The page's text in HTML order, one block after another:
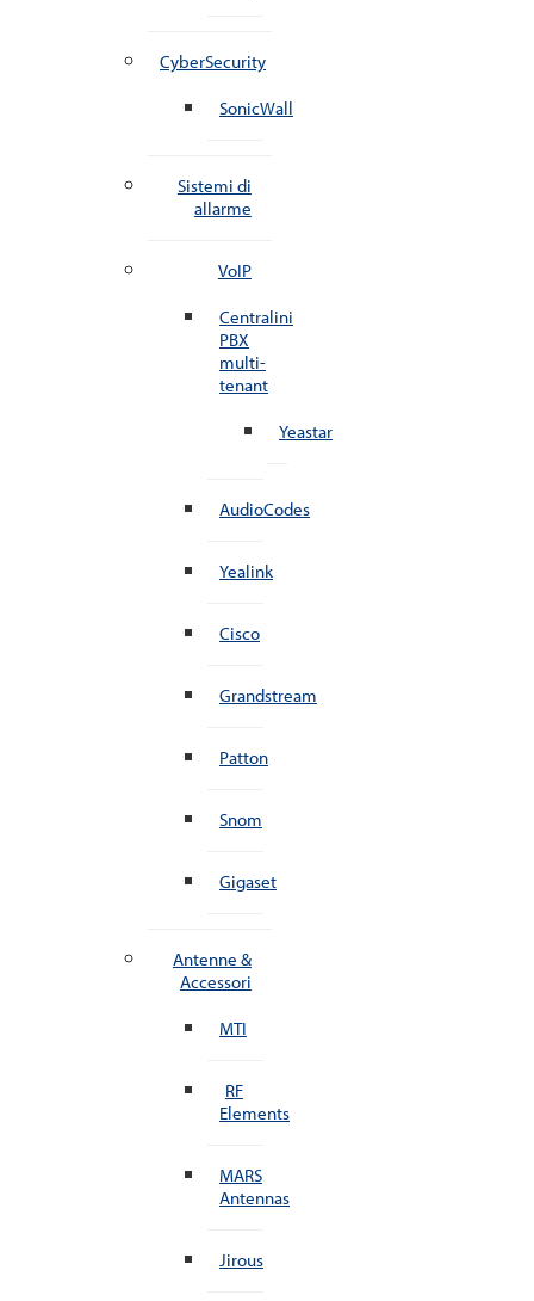
CyberSecurity
SonicWall
Sistemi di
allarme
VoIP
Centralini
PBX
multi-
tenant
Yeastar
AudioCodes
Yealink
Cisco
Grandstream
Patton
Snom
Gigaset
Antenne &
Accessori
MTI
RF
Elements
MARS
Antennas
Jirous